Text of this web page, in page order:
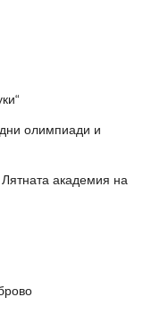
олимпиади и
академия на